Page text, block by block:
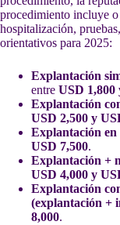
procedimiento incluye o
hospitalización,
orientativos para 2025:
Explantación
entre USD 1,800
Explantación
USD 2,500 y
Explantación en
USD 7,500.
Explantación +
USD 4,000 y
Explantación
(explantación +
8,000.